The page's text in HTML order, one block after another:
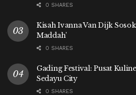
0 SHARES
Kisah Ivanna Van Dijk
Maddah’
0 SHARES
Gading Festival: Pusat
Sedayu City
0 SHARES